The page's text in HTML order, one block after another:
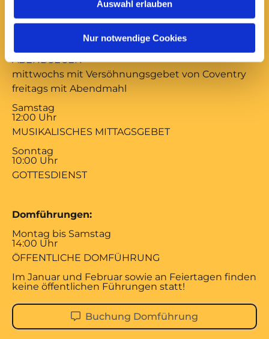
Auswahl erlauben
Nur notwendige Cookies
Gottesdienste:
Montag bis Freitag
ABENDSEGEN
mittwochs mit Versöhnungsgebet von Coventry
freitags mit Abendmahl
Samstag
12:00 Uhr
MUSIKALISCHES MITTAGSGEBET
Sonntag
10:00 Uhr
GOTTESDIENST
Domführungen:
Montag bis Samstag
14:00 Uhr
ÖFFENTLICHE DOMFÜHRUNG
Im Januar und Februar sowie an Feiertagen finden
keine öffentlichen Führungen statt!
Buchung Domführung